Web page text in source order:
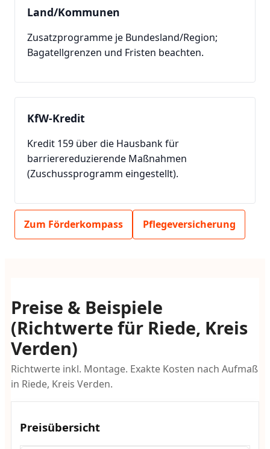
Land/Kommunen
Zusatzprogramme je Bundesland/Region;
Bagatellgrenzen und Fristen beachten.
KfW-Kredit
Kredit 159 über die Hausbank für
barrierereduzierende Maßnahmen
(Zuschussprogramm eingestellt).
Zum Förderkompass Pflegeversicherung
Preise & Beispiele
(Richtwerte für Riede, Kreis
Verden)
Richtwerte inkl. Montage. Exakte Kosten nach Aufmaß
in Riede, Kreis Verden.
Preisübersicht